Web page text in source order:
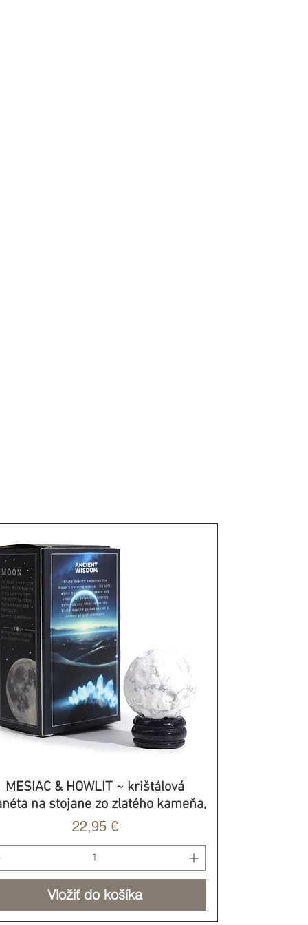
Rýchle zobrazenie
MESIAC & HOWLIT ~ krištálová
na stojane zo zlatého kameňa,
Cena
22,95 €
Vložiť do košíka